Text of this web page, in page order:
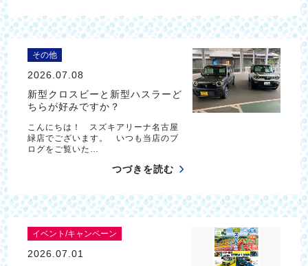
その他
2026.07.08
新型クロスビーと新型ハスラーど
ちらが好みですか？
こんにちは！ スズキアリーナ名古屋
緑店でございます。 いつも当店のブ
ログをご覧いた…
つづきを読む
イベント/キャンペーン
2026.07.01